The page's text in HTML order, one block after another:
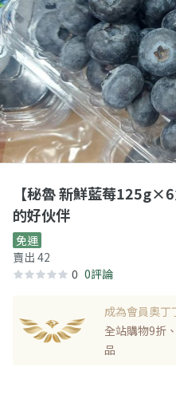
【秘魯 新鮮藍莓
的好伙伴
免運
賣出 42
0 0評論
成為會員奧丁
全站購物9折
品